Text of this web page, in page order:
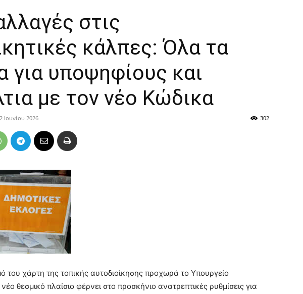
στις
κάλπες: Όλα τα
για υποψηφίους και
με τον νέο Κώδικα
Ιουνίου 2026 302
του χάρτη της τοπικής αυτοδιοίκησης προχωρά το Υπουργείο
θεσμικό πλαίσιο φέρνει στο προσκήνιο ανατρεπτικές ρυθμίσεις για